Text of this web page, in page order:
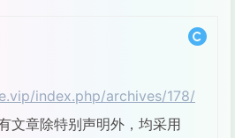
index.php/archives/178/
文章除特别声明外，均采用